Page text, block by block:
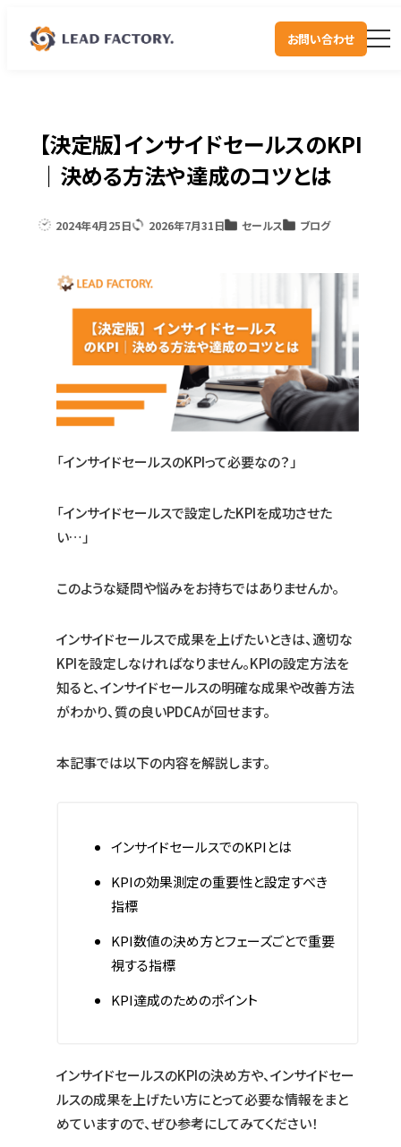
お問い合わせ
【決定版】インサイドセールスのKPI
｜決める方法や達成のコツとは
2024年4月25日 2026年7月31日 セールス ブログ
「インサイドセールスのKPIって必要なの？」
「インサイドセールスで設定したKPIを成功させた
い…」
このような疑問や悩みをお持ちではありませんか。
インサイドセールスで成果を上げたいときは、適切な
KPIを設定しなければなりません。KPIの設定方法を
知ると、インサイドセールスの明確な成果や改善方法
がわかり、質の良いPDCAが回せます。
本記事では以下の内容を解説します。
インサイドセールスでのKPIとは
KPIの効果測定の重要性と設定すべき
指標
KPI数値の決め方とフェーズごとで重要
視する指標
KPI達成のためのポイント
インサイドセールスのKPIの決め方や、インサイドセー
ルスの成果を上げたい方にとって必要な情報をまと
めていますので、ぜひ参考にしてみてください！